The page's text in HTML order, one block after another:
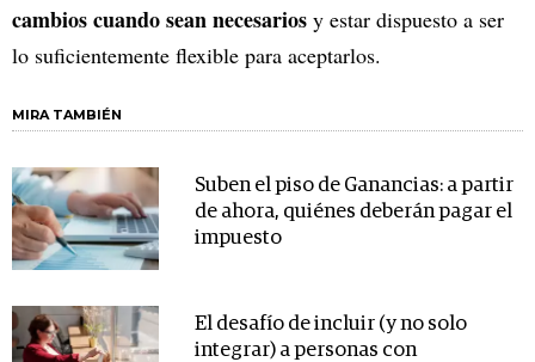
cambios cuando sean necesarios y estar dispuesto a ser
lo suficientemente flexible para aceptarlos.
MIRA TAMBIÉN
Suben el piso de Ganancias: a partir
de ahora, quiénes deberán pagar el
impuesto
El desafío de incluir (y no solo
integrar) a personas con